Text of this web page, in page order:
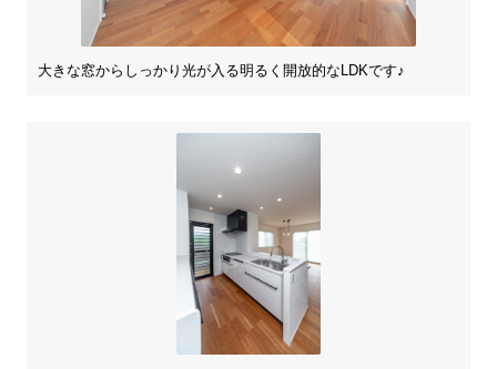
大きな窓からしっかり光が入る明るく開放的なLDKです♪